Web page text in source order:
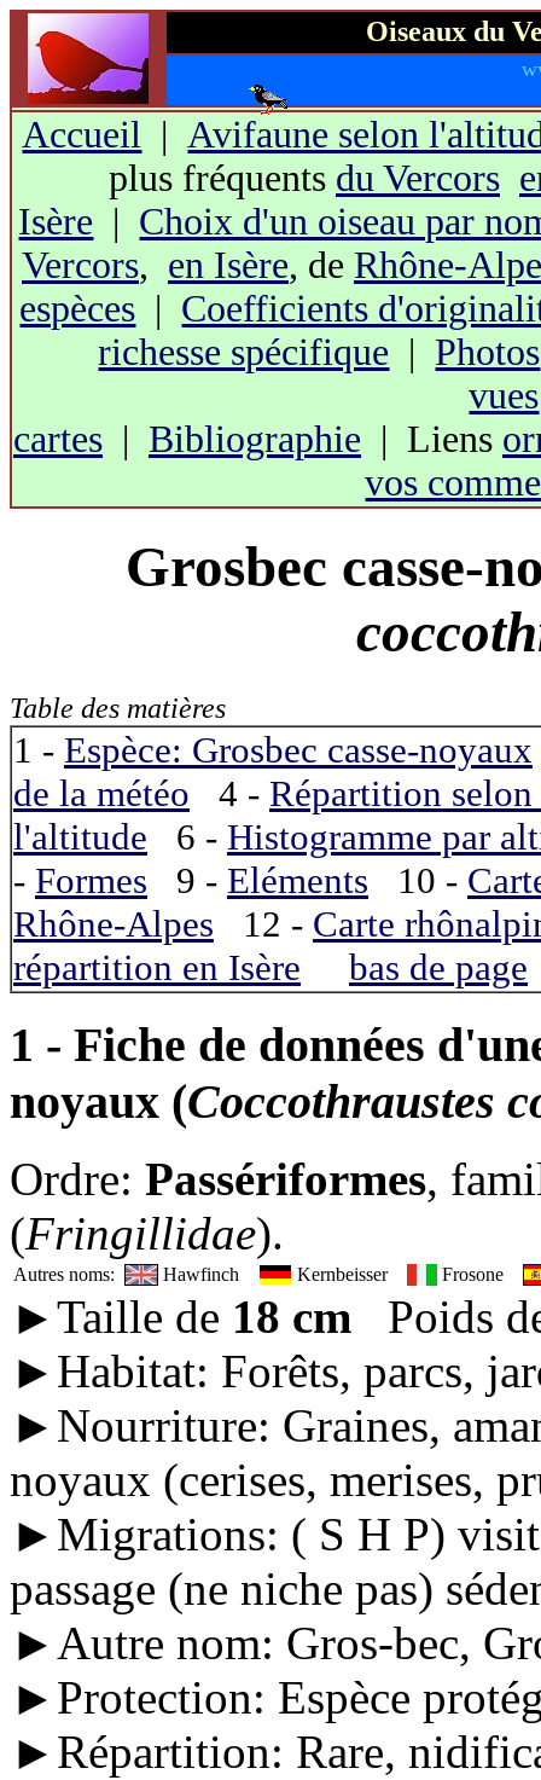
Oiseaux du
Accueil |Avifaune selon
plus fréquents du Vercors
Isère | Choix d'un oiseau par
Vercors, en Isère, de Rhône-
espèces | Coefficients
richesse spécifique | Photos
vues
cartes | Bibliographie | Liens
vos
Grosbec casse-
Table des matières
1 - Espèce: Grosbec casse-noyaux
de la météo 4 - Répartition
l'altitude 6 - Histogramme par
- Formes 9 - Eléments 10 -
Rhône-Alpes 12 - Carte
répartition en Isère
bas de page
1 - Fiche de données
noyaux (Coccothraustes
Ordre: Passériformes,
(Fringillidae).
Autres noms: Hawfinch Kernbeisser Frosone
►Taille de 18 cm Poids
►Habitat: Forêts, parcs,
►Nourriture: Graines,
noyaux (cerises, merises,
►Migrations: ( S H P)
passage (ne niche pas)
►Autre nom: Gros-bec,
►Protection: Espèce
►Répartition: Rare,